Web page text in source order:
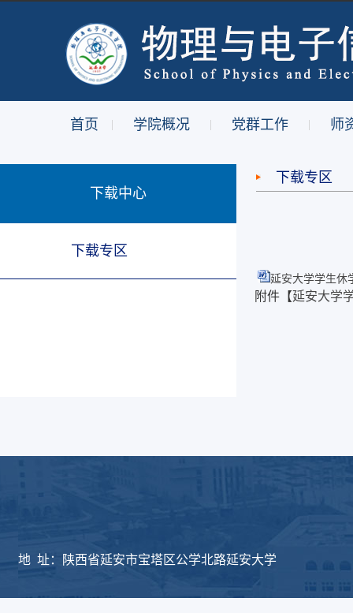
首页 | 学院概况 | 党群工作 | 师
下载中心
下载专区
下载专区
延安大学学生休
附件【延安大学
地 址：陕西省延安市宝塔区公学北路延安大学